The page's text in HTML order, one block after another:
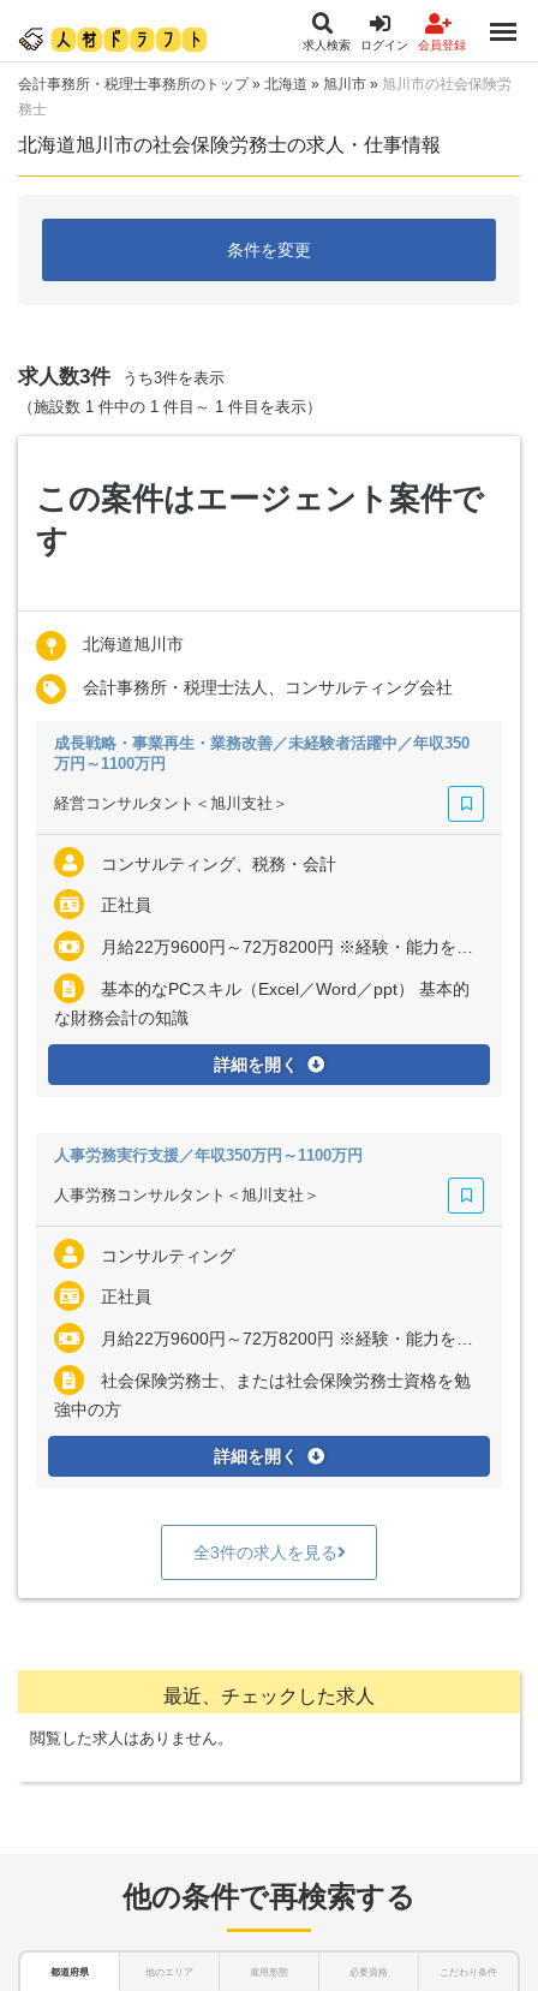
求人検索 ログイン 会員登録
会計事務所・税理士事務所のトップ» 北海道 » 旭川市 » 旭川市の社会保険労
務士
北海道旭川市の社会保険労務士の求人・仕事情報
条件を変更
求人数3件
うち3件を表示
（施設数 1 件中の 1 件目～ 1 件目を表示）
この案件はエージェント案件で
す
北海道旭川市
会計事務所・税理士法人、コンサルティング会社
成長戦略・事業再生・業務改善／未経験者活躍中／年収350
万円～1100万円
経営コンサルタント＜旭川支社＞
コンサルティング、税務・会計
正社員
月給22万9600円～72万8200円 ※経験・能力を考慮の上、優遇いたします
基本的なPCスキル（Excel／Word／ppt） 基本的
な財務会計の知識
詳細を開く
人事労務実行支援／年収350万円～1100万円
人事労務コンサルタント＜旭川支社＞
コンサルティング
正社員
月給22万9600円～72万8200円 ※経験・能力を考慮の上、優遇いたします
社会保険労務士、または社会保険労務士資格を勉
強中の方
詳細を開く
全3件の求人を見る
最近、チェックした求人
閲覧した求人はありません。
他の条件で再検索する
都道府県 他のエリア 雇用形態 必要資格 こだわり条件